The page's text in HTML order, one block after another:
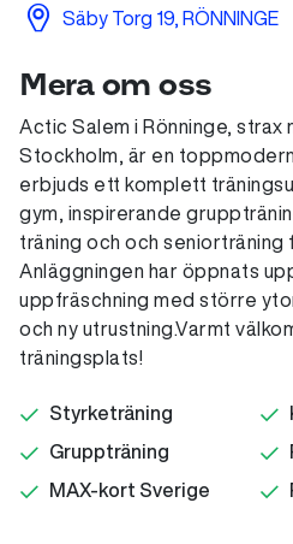
Säby Torg 19, RÖNNINGE
Mera om oss
Actic Salem i Rönninge,
Stockholm, är en
erbjuds ett komplett
gym, inspirerande
träning och och seniorträning
Anläggningen har öppnats
uppfräschning med större
och ny utrustning.Varmt
träningsplats!
Styrketräning
Gruppträning
MAX-kort Sverige